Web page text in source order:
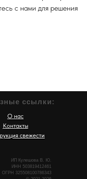
с нами для решения
ссылки:
ИП Кулешова В. Ю.
ИНН 503819412461
ОГРН 325508100786343
свежести
Контакты
О нас